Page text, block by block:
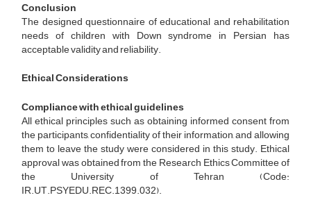
Conclusion
The designed questionnaire of educational and rehabilitation
needs of children with Down syndrome in Persian has
acceptable validity and reliability.
Ethical Considerations
Compliance with ethical guidelines
All ethical principles such as obtaining informed consent from
the participants, confidentiality of their information, and allowing
them to leave the study were considered in this study. Ethical
approval was obtained from the Research Ethics Committee of
the University of Tehran (Code:
IR.UT.PSYEDU.REC.1399.032).